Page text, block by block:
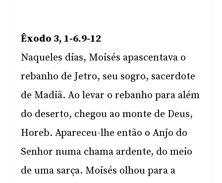
Êxodo 3, 1-6.9-12
Naqueles dias, Moisés apascentava o
rebanho de Jetro, seu sogro, sacerdote
de Madiã. Ao levar o rebanho para além
do deserto, chegou ao monte de Deus,
Horeb. Apareceu-lhe então o Anjo do
Senhor numa chama ardente, do meio
de uma sarça. Moisés olhou para a